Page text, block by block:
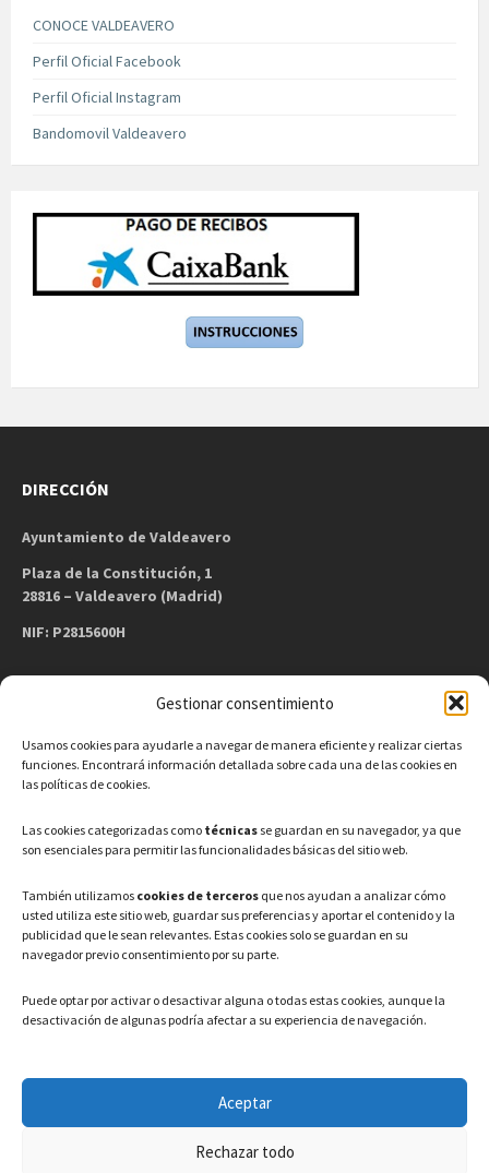
Gestionar consentimiento
Usamos cookies para ayudarle a navegar de manera eficiente y realizar ciertas
funciones. Encontrará información detallada sobre cada una de las cookies en
las políticas de cookies.
Las cookies categorizadas como técnicas se guardan en su navegador, ya que
son esenciales para permitir las funcionalidades básicas del sitio web.
También utilizamos cookies de terceros que nos ayudan a analizar cómo
usted utiliza este sitio web, guardar sus preferencias y aportar el contenido y la
publicidad que le sean relevantes. Estas cookies solo se guardan en su
navegador previo consentimiento por su parte.
Puede optar por activar o desactivar alguna o todas estas cookies, aunque la
desactivación de algunas podría afectar a su experiencia de navegación.
Aceptar
Rechazar todo
CONOCE VALDEAVERO
Perfil Oficial Facebook
Perfil Oficial Instagram
Bandomovil Valdeavero
DIRECCIÓN
Ayuntamiento de Valdeavero
Plaza de la Constitución, 1
28816 – Valdeavero (Madrid)
NIF: P2815600H
Teléfono: 91 886 44 62
Correo Electrónico:
HORARIO
Lunes a Viernes: 08:00h – 15:00h
LEGAL
Política de privacidad–Aviso Legal–Política de cookies
Registro de actividades de Tratamiento